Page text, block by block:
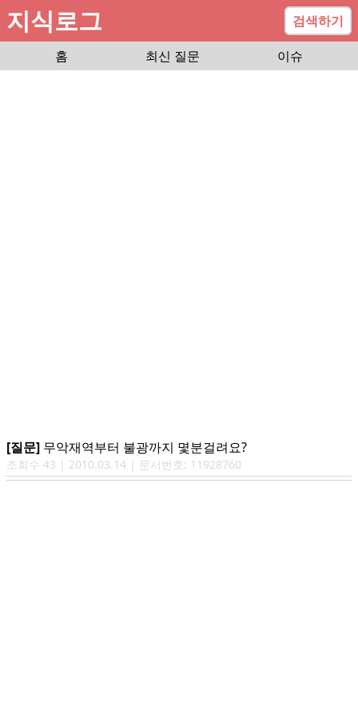
지식로그
검색하기
홈
최신 질문 이슈
[질문] 무악재역부터 불광까지 몇분걸려요?
조회수 43 | 2010.03.14 | 문서번호: 11928760